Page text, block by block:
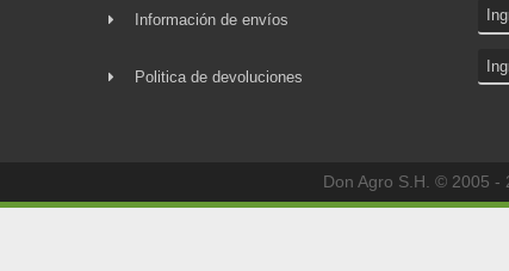
Información de envíos
Politica de devoluciones
Don Agro S.H. © 2005 -